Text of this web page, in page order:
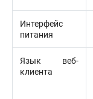
Интерфейс
питания
Язык веб-
клиента